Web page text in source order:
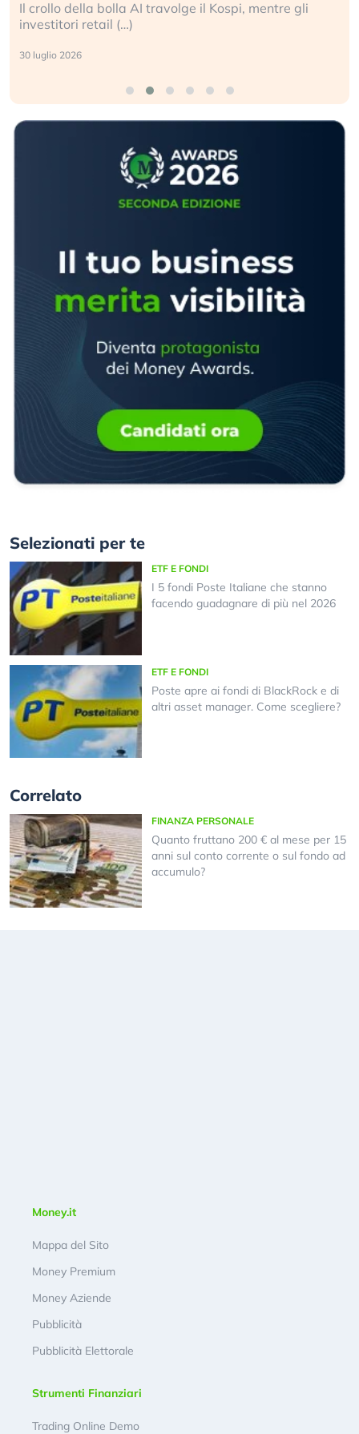
Il crollo della bolla AI travolge il Kospi, mentre gli
investitori retail (…)
30 luglio 2026
Selezionati per te
ETF E FONDI
I 5 fondi Poste Italiane che stanno
facendo guadagnare di più nel 2026
ETF E FONDI
Poste apre ai fondi di BlackRock e di
altri asset manager. Come scegliere?
Correlato
FINANZA PERSONALE
Quanto fruttano 200 € al mese per 15
anni sul conto corrente o sul fondo ad
accumulo?
Money.it
Mappa del Sito
Money Premium
Money Aziende
Pubblicità
Pubblicità Elettorale
Strumenti Finanziari
Trading Online Demo